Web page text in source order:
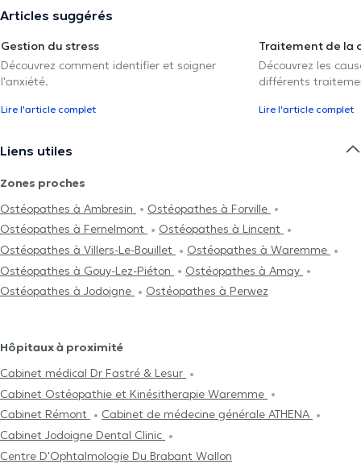
Articles suggérés
Gestion du stress
Découvrez comment identifier et soigner
l'anxiété.
Lire l'article complet
Traitement de la
Découvrez les
différents
Lire l'article complet
Liens utiles
Zones proches
Ostéopathes à Ambresin
Ostéopathes à Forville
Ostéopathes à Fernelmont
Ostéopathes à Lincent
Ostéopathes à Villers-Le-Bouillet
Ostéopathes à Waremme
Ostéopathes à Gouy-Lez-Piéton
Ostéopathes à Amay
Ostéopathes à Jodoigne
Ostéopathes à Perwez
Hôpitaux à proximité
Cabinet médical Dr Fastré & Lesur
Cabinet Ostéopathie et Kinésitherapie Waremme
Cabinet Rémont
Cabinet de médecine générale ATHENA
Cabinet Jodoigne Dental Clinic
Centre D'Ophtalmologie Du Brabant Wallon